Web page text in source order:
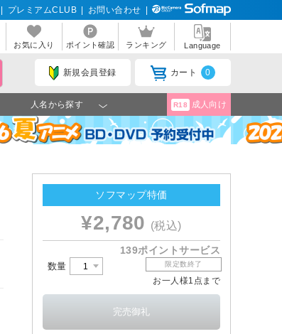
プレミアムCLUB お問い合わせ
お気に入り ポイント確認 ランキング Language
新規会員登録 カート 0
人名から探す R18 成人向け
ソフマップ特価
¥2,780 (税込)
139ポイントサービス
数量 限定数終了
お一人様1点まで